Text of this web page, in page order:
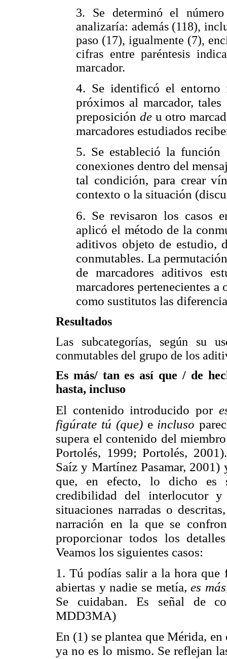
3. Se determinó el
analizaría: además (118),
paso (17), igualmente (7),
cifras entre paréntesis
marcador.
4. Se identificó el entorno
próximos al marcador,
preposición de u otro
marcadores estudiados
5. Se estableció la función
conexiones dentro del
tal condición, para crear
contexto o la situación
6. Se revisaron los casos
aplicó el método de la
aditivos objeto de estudio,
conmutables. La
de marcadores aditivos
marcadores pertenecientes a
como sustitutos las
Resultados
Las subcategorías, según su
conmutables del grupo de los
Es más/ tan es así que / de
hasta, incluso
El contenido introducido por
figúrate tú (que) e incluso
supera el contenido del
Portolés, 1999; Portolés,
Saíz y Martínez Pasamar,
que, en efecto, lo dicho es
credibilidad del interlocutor
situaciones narradas o
narración en la que se
proporcionar todos los
Veamos los siguientes casos:
1. Tú podías salir a la hora que
abiertas y nadie se metía,es más
Se cuidaban. Es señal de
MDD3MA)
En (1) se plantea que Mérida,
ya no es lo mismo. Se reflejan